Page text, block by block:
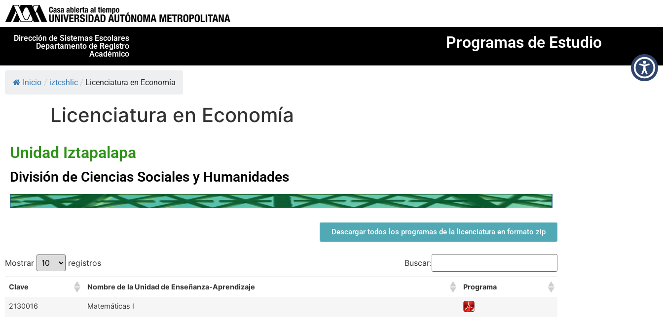
Dirección de Sistemas Escolares
Departamento de Registro
Académico
Programas de Estudio
Inicio / iztcshlic / Licenciatura en Economía
Licenciatura en Economía
Unidad Iztapalapa
División de Ciencias Sociales y Humanidades
Descargar todos los programas de la licenciatura en formato zip
Mostrar registros Buscar:
Clave Nombre de la Unidad de Enseñanza-Aprendizaje Programa
2130016 Matemáticas I